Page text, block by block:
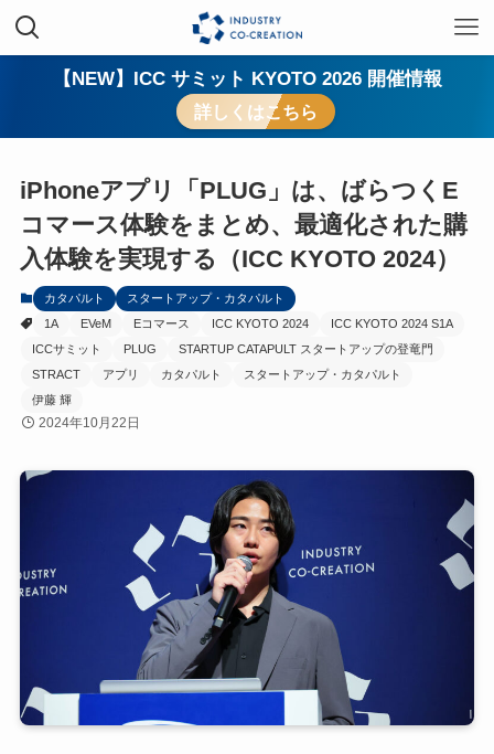
【NEW】ICC サミット KYOTO 2026 開催情報
詳しくはこちら
iPhoneアプリ「PLUG」は、ばらつくE
コマース体験をまとめ、最適化された購
入体験を実現する（ICC KYOTO 2024）
カタパルト
スタートアップ・カタパルト
1A
EVeM Eコマース ICC KYOTO 2024
ICC KYOTO 2024 S1A
ICCサミット
PLUG
STARTUP CATAPULT スタートアップの登竜門
STRACT
アプリ カタパルト
スタートアップ・カタパルト
伊藤 輝
2024年10月22日